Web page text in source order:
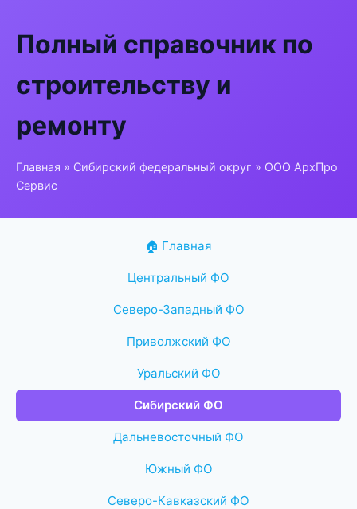
Полный справочник по
строительству и
ремонту
Главная » Сибирский федеральный округ » ООО АрхПро
Сервис
🏠 Главная
Центральный ФО
Северо-Западный ФО
Приволжский ФО
Уральский ФО
Сибирский ФО
Дальневосточный ФО
Южный ФО
Северо-Кавказский ФО